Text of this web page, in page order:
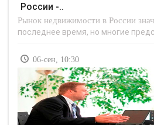
России -..
Рынок недвижимости в России
последнее время, но многие
06-сен, 10:30